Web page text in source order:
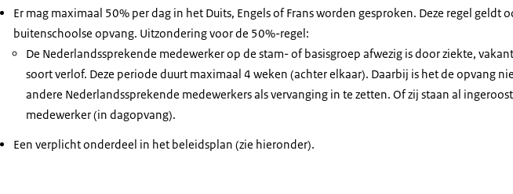
Er mag maximaal 50% per dag in het Duits, Engels of Frans worden gesproken. Deze regel geldt
buitenschoolse opvang. Uitzondering voor de 50%-regel:
De Nederlandssprekende medewerker op de stam- of basisgroep afwezig is door ziekte,
soort verlof. Deze periode duurt maximaal 4 weken (achter elkaar). Daarbij is het de opvang
andere Nederlandssprekende medewerkers als vervanging in te zetten. Of zij staan al
medewerker (in dagopvang).
Een verplicht onderdeel in het beleidsplan (zie hieronder).